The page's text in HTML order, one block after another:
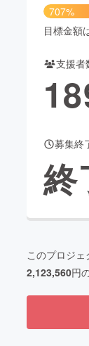
・漫画
ティー・ヘルスケ
707%
目標金額
支援者
募集終
終
このプロジェ
2,123,560円